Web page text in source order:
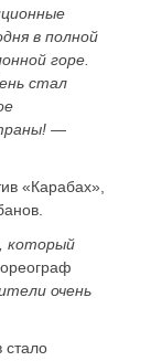
в полной
горе.
стал
—
«Карабах»,
который
очень